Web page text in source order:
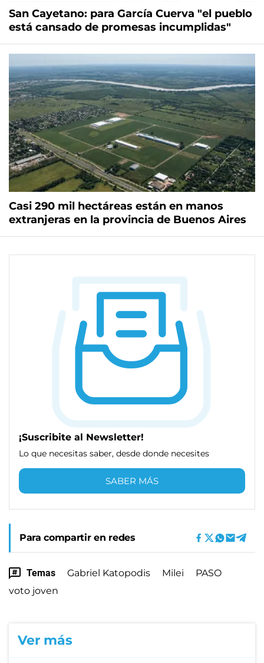
San Cayetano: para García Cuerva "el pueblo
está cansado de promesas incumplidas"
Casi 290 mil hectáreas están en manos
extranjeras en la provincia de Buenos Aires
¡Suscribite al Newsletter!
Lo que necesitas saber, desde donde necesites
SABER MÁS
Para compartir en redes
Temas Gabriel Katopodis Milei
PASO
voto joven
Ver más